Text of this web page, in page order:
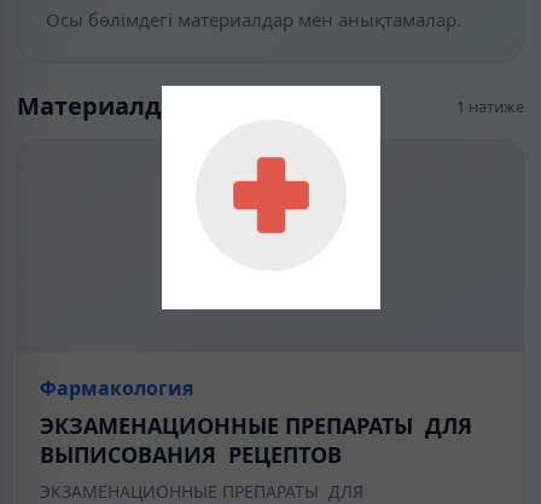
Осы бөлімдегі материалдар мен анықтамалар.
Материалдар 1 нәтиже
Фармакология
ЭКЗАМЕНАЦИОННЫЕ ПРЕПАРАТЫ ДЛЯ
ВЫПИСОВАНИЯ РЕЦЕПТОВ
ЭКЗАМЕНАЦИОННЫЕ ПРЕПАРАТЫ ДЛЯ